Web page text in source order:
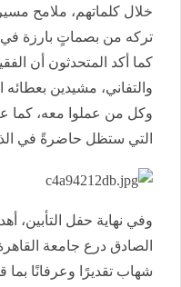
خلال كلماتهم، ملامح
تركه من بصماتٍ بارزة في
كما أكد المتحدثون أن
والتفاني، مشيدين بعطائه
وكل من عملوا معه، كما
التي ستظل حاضرةً في
وفي نهاية حفل التأبين،
الصادق درع جامعة
شهاب تقديرًا وعرفانًا